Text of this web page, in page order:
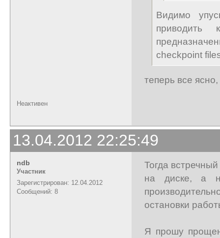
Видимо
приводить
checkpoint
теперь все
Неактивен
13.04.2012 22:25:49
ndb
Участник
Зарегистрирован: 12.04.2012
Сообщений: 8
Тогда
на диске, а
остановки
Я прошу